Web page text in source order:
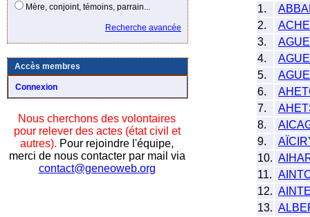
Mère, conjoint, témoins, parrain...
Recherche avancée
Accès membres
Connexion
Nous cherchons des volontaires
pour relever des actes (état civil et
autres). Pour rejoindre l'équipe,
merci de nous contacter par mail via
contact@geneoweb.org
1.
2.
3.
4.
5.
6.
7.
8.
9.
10.
11.
12.
13.